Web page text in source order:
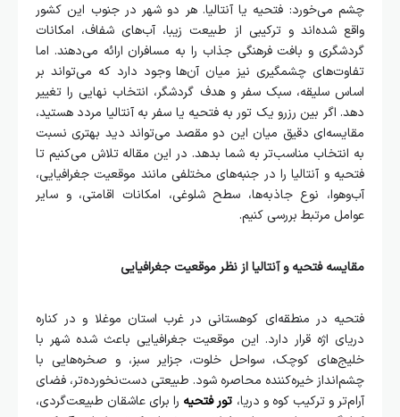
چشم می‌خورد: فتحیه یا آنتالیا. هر دو شهر در جنوب این کشور
واقع شده‌اند و ترکیبی از طبیعت زیبا، آب‌های شفاف، امکانات
گردشگری و بافت فرهنگی جذاب را به مسافران ارائه می‌دهند. اما
تفاوت‌های چشمگیری نیز میان آن‌ها وجود دارد که می‌تواند بر
اساس سلیقه، سبک سفر و هدف گردشگر، انتخاب نهایی را تغییر
دهد. اگر بین رزرو یک تور به فتحیه یا سفر به آنتالیا مردد هستید،
مقایسه‌ای دقیق میان این دو مقصد می‌تواند دید بهتری نسبت
به انتخاب مناسب‌تر به شما بدهد. در این مقاله تلاش می‌کنیم تا
فتحیه و آنتالیا را در جنبه‌های مختلفی مانند موقعیت جغرافیایی،
آب‌وهوا، نوع جاذبه‌ها، سطح شلوغی، امکانات اقامتی، و سایر
عوامل مرتبط بررسی کنیم.
مقایسه فتحیه و آنتالیا از نظر موقعیت جغرافیایی
فتحیه در منطقه‌ای کوهستانی در غرب استان موغلا و در کناره
دریای اژه قرار دارد. این موقعیت جغرافیایی باعث شده شهر با
خلیج‌های کوچک، سواحل خلوت، جزایر سبز، و صخره‌هایی با
چشم‌انداز خیره‌کننده محاصره شود. طبیعتی دست‌نخورده‌تر، فضای
آرام‌تر و ترکیب کوه و دریا، تورفتحیه را برای عاشقان طبیعت‌گردی،